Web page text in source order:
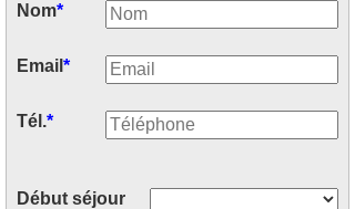
Nom*
Email *
Tél.*
Début séjour